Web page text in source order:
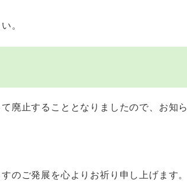
。
廃止することとなりましたので、お知ら
のご発展を心よりお祈り申し上げます。